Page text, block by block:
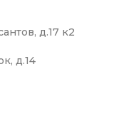
д.17 к2
д.14